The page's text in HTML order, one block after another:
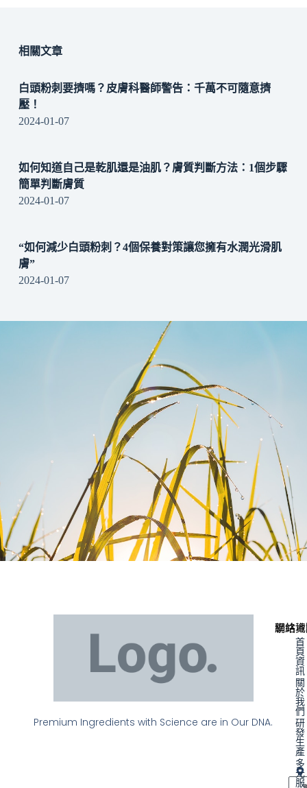
相關文章
白頭粉刺要擠嗎？皮膚科醫師警告：千萬不可隨意擠
壓！
2024-01-07
如何知道自己是乾肌還是油肌？膚質判斷方法：1個步驟
簡單判斷膚質
2024-01-07
“如何減少白頭粉刺？4個保養對策讓您擁有水潤光滑肌
膚”
2024-01-07
Premium Ingredients with Science are in Our DNA.
聯絡
網站
首
頁
資
訊
關
於
我
們
研
發
生
產
多
元
服